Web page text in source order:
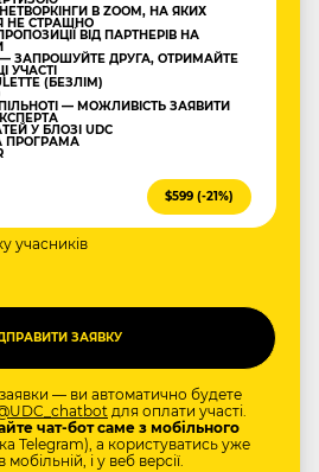
В ZOOM, НА ЯКИХ
НЕ СТРАШНО
ВІД ПАРТНЕРІВ НА
ЗАПРОШУЙТЕ ДРУГА, ОТРИМАЙТЕ
УЧАСТІ
(БЕЗЛІМ)
— МОЖЛИВІСТЬ ЗАЯВИТИ
У БЛОЗІ UDC
ПРОГРАМА
$599 (-21%)
учасників
— ви автоматично будете
для оплати участі.
чат-бот саме з мобільного
Telegram), а користуватись уже
мобільній, і у веб версії.